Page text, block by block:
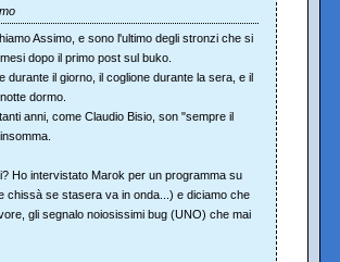
Assimo, e sono l'ultimo degli stronzi che si
dopo il primo post sul buko.
durante il giorno, il coglione durante la sera, e il
dormo.
anni, come Claudio Bisio, son "sempre il
Ho intervistato Marok per un programma su
chissà se stasera va in onda...) e diciamo che
gli segnalo noiosissimi bug (UNO) che mai